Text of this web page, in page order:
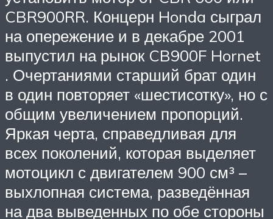
CBR900RR. Концерн Honda сыграл
на опережение и в декабре 2001
выпустил на рынок CB900F Hornet
. Очертаниями старший брат один
в один повторяет «шестисотку», но с
общим увеличением пропорций.
Яркая черта, справедливая для
всех поколений, которая выделяет
мотоцикл с двигателем 900 см³ –
выхлопная система, разведённая
на два выведенных по обе стороны